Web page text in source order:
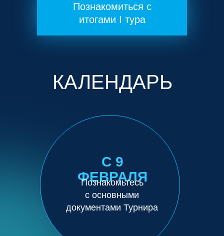
Познакомиться с
итогами I тура
КАЛЕНДАРЬ
С 9
ФЕВРАЛЯ
Познакомьтесь
с основными
документами Турнира